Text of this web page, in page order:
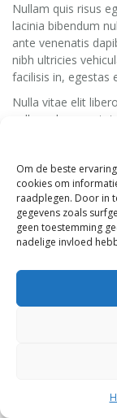
Om de beste
cookies om
raadplegen. Door in
gegevens zoals
geen toestemming
nadelige invloed
Nullam quis risus
lacinia bibendum
ante venenatis
nibh ultricies
facilisis in, egestas
Nulla vitae elit
nulla sed
auctor fringilla.